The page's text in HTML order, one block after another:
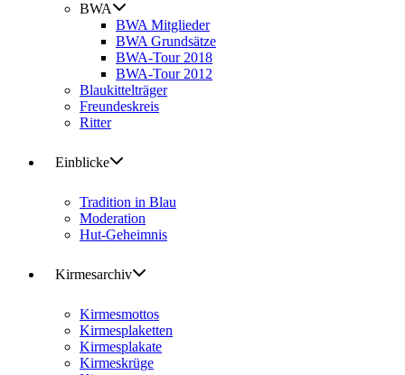
BWA
BWA Mitglieder
BWA Grundsätze
BWA-Tour 2018
BWA-Tour 2012
Blaukittelträger
Freundeskreis
Ritter
Einblicke
Tradition in Blau
Moderation
Hut-Geheimnis
Kirmesarchiv
Kirmesmottos
Kirmesplaketten
Kirmesplakate
Kirmeskrüge